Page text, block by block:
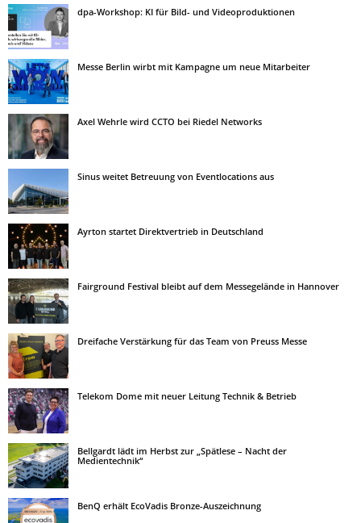
dpa-Workshop: KI für Bild- und Videoproduktionen
Messe Berlin wirbt mit Kampagne um neue Mitarbeiter
Axel Wehrle wird CCTO bei Riedel Networks
Sinus weitet Betreuung von Eventlocations aus
Ayrton startet Direktvertrieb in Deutschland
Fairground Festival bleibt auf dem Messegelände in Hannover
Dreifache Verstärkung für das Team von Preuss Messe
Telekom Dome mit neuer Leitung Technik & Betrieb
Bellgardt lädt im Herbst zur „Spätlese – Nacht der
Medientechnik“
BenQ erhält EcoVadis Bronze-Auszeichnung